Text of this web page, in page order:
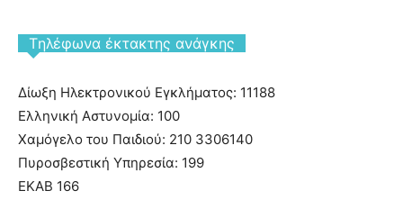
Tηλέφωνα έκτακτης ανάγκης
Δίωξη Ηλεκτρονικού Εγκλήματος: 11188
Ελληνική Αστυνομία: 100
Χαμόγελο του Παιδιού: 210 3306140
Πυροσβεστική Υπηρεσία: 199
ΕΚΑΒ 166